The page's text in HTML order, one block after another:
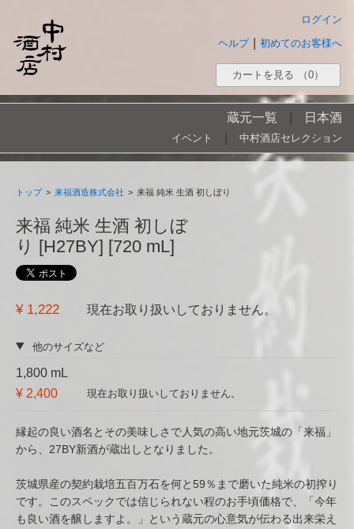
ログイン
初めてのお客様へ
ヘルプ
カートを見る （0）
蔵元一覧 日本酒
イベント 中村酒店セレクション
トップ > 来福酒造株式会社 > 来福 純米 生酒 初しぼり
来福 純米 生酒 初しぼ
り [H27BY] [720 mL]
¥ 1,222 現在お取り扱いしておりません。
他のサイズなど
1,800 mL
¥ 2,400
現在お取り扱いしておりません。
縁起の良い酒名とその美味しさで人気の高い地元茨城の「来福」
から、27BY新酒が蔵出しとなりました。
茨城県産の契約栽培五百万石を何と59％まで磨いた純米の初搾り
です。このスペックでは信じられない程のお手頃価格で、「今年
も良い酒を醸しますよ。」という蔵元の心意気が伝わる出来栄え